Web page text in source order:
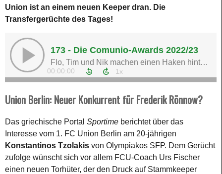
Union ist an einem neuen Keeper dran. Die
Transfergerüchte des Tages!
Union Berlin: Neuer Konkurrent für Frederik Rönnow?
Das griechische Portal Sportime berichtet über das
Interesse vom 1. FC Union Berlin am 20-jährigen
Konstantinos Tzolakis von Olympiakos SFP. Dem Gerücht
zufolge wünscht sich vor allem FCU-Coach Urs Fischer
einen neuen Torhüter, der den Druck auf Stammkeeper